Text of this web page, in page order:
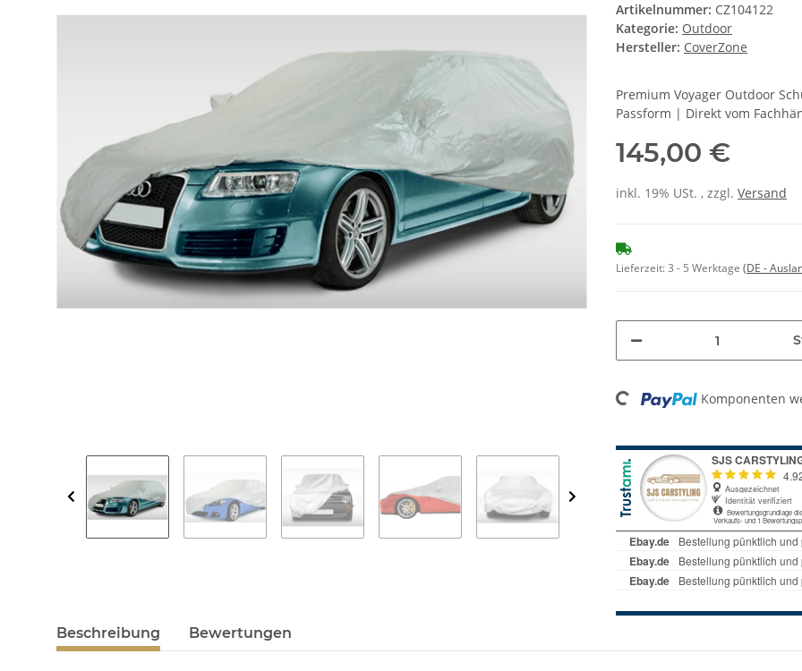
Artikelnummer: CZ104122
Kategorie: Outdoor
Hersteller: CoverZone
Premium Voyager Outdoor
Passform | Direkt vom
145,00 €
inkl. 19% USt. , zzgl. Versand
Lieferzeit:3 - 5 Werktage (DE -
Loading... Komponenten
Beschreibung Bewertungen